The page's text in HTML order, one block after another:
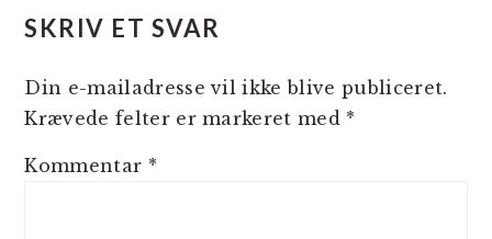
SKRIV ET SVAR
Din e-mailadresse vil ikke blive publiceret.
Krævede felter er markeret med *
Kommentar *